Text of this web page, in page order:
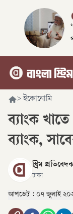
> ইকোনোমি
ব্যাংক
ব্যাংক,
স্ট্রিম
ঢাকা
আপডেট : ০৭ জুলাই